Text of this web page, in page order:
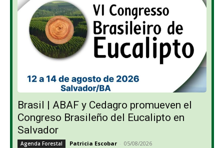
Brasil | ABAF y Cedagro promueven el
Congreso Brasileño del Eucalipto en
Salvador
Agenda Forestal Patricia Escobar - 05/08/2026